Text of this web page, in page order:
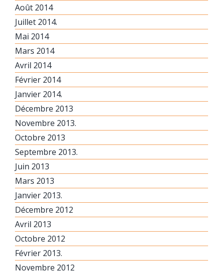
Août 2014
Juillet 2014.
Mai 2014
Mars 2014
Avril 2014
Février 2014
Janvier 2014.
Décembre 2013
Novembre 2013.
Octobre 2013
Septembre 2013.
Juin 2013
Mars 2013
Janvier 2013.
Décembre 2012
Avril 2013
Octobre 2012
Février 2013.
Novembre 2012